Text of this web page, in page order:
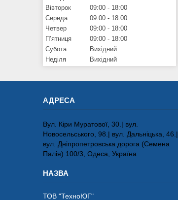
Вівторок
09:00
18:00
Середа
09:00
18:00
Четвер
09:00
18:00
Пʼятниця
09:00
18:00
Субота
Вихідний
Неділя
Вихідний
Вул. Кіри Муратової, 30.| вул.
Новосельського, 98.| вул. Дальніцька, 46.|
вул. Дніпропетровська дорога (Семена
Палія) 100/3, Одеса, Україна
ТОВ "ТехноЮГ"